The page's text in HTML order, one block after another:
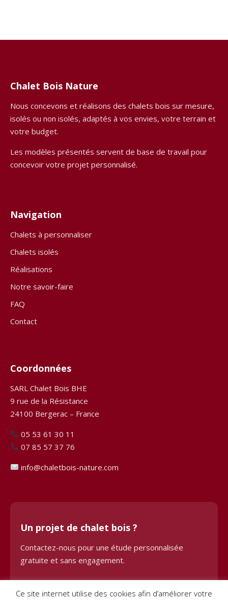
Chalet Bois Nature
Nous concevons et réalisons des chalets bois sur mesure,
isolés ou non isolés, adaptés à vos envies, votre terrain et
votre budget.
Les modèles présentés servent de base de travail pour
concevoir votre projet personnalisé.
Navigation
Chalets à personnaliser
Chalets isolés
Réalisations
Notre savoir-faire
FAQ
Contact
Coordonnées
SARL Chalet Bois BHE
9 rue de la Résistance
24100 Bergerac – France
05 53 61 30 11
07 85 57 37 76
info@chaletbois-nature.com
Un projet de chalet bois ?
Contactez-nous pour une étude personnalisée
gratuite et sans engagement.
Demander une étude
Ce site internet utilise des cookies afin d’améliorer votre